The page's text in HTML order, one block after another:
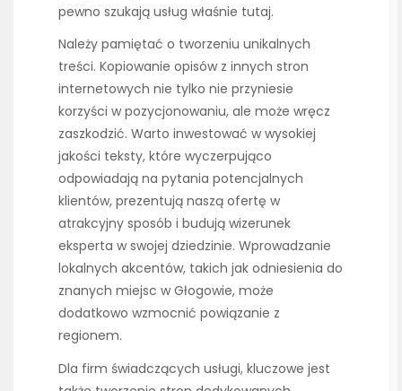
pewno szukają usług właśnie tutaj.
Należy pamiętać o tworzeniu unikalnych
treści. Kopiowanie opisów z innych stron
internetowych nie tylko nie przyniesie
korzyści w pozycjonowaniu, ale może wręcz
zaszkodzić. Warto inwestować w wysokiej
jakości teksty, które wyczerpująco
odpowiadają na pytania potencjalnych
klientów, prezentują naszą ofertę w
atrakcyjny sposób i budują wizerunek
eksperta w swojej dziedzinie. Wprowadzanie
lokalnych akcentów, takich jak odniesienia do
znanych miejsc w Głogowie, może
dodatkowo wzmocnić powiązanie z
regionem.
Dla firm świadczących usługi, kluczowe jest